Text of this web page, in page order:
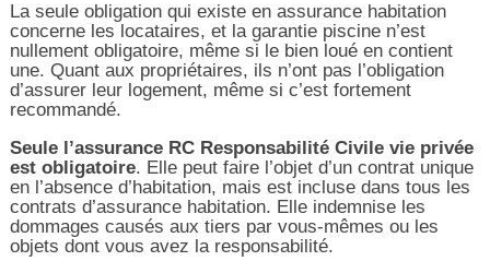
La seule obligation qui existe en assurance habitation
concerne les locataires, et la garantie piscine n’est
nullement obligatoire, même si le bien loué en contient
une. Quant aux propriétaires, ils n’ont pas l’obligation
d’assurer leur logement, même si c’est fortement
recommandé.
Seule l’assurance RC Responsabilité Civile vie privée
est obligatoire. Elle peut faire l’objet d’un contrat unique
en l’absence d’habitation, mais est incluse dans tous les
contrats d’assurance habitation. Elle indemnise les
dommages causés aux tiers par vous-mêmes ou les
objets dont vous avez la responsabilité.